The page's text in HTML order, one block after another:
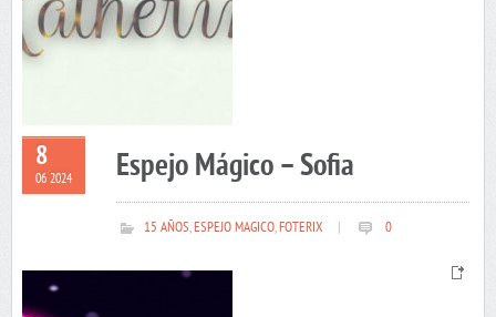
8
06 2024 Espejo Mágico – Sofia
15 AÑOS,ESPEJO MAGICO,FOTERIX 0